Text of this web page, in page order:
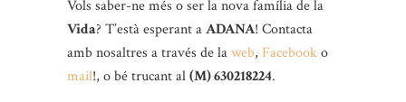
Vols saber-ne més o ser la nova família de la
Vida? T’està esperant aADANA! Contacta
amb nosaltres a través de laweb, Facebooko
mail!, o bé trucant al(M) 630218224.